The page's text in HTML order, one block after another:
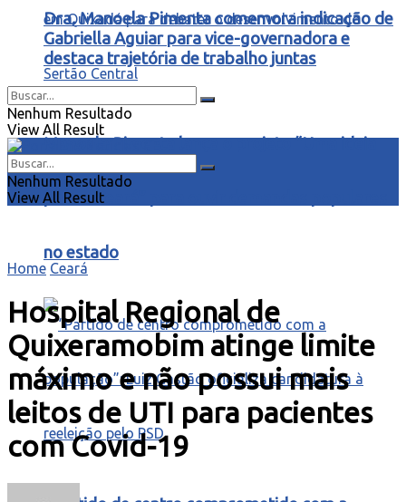
Manoela Pimenta lança o projeto “Uma ideia
para o Ceará” para ouvir demandas populares
no estado
Dra. Manoela Pimenta comemora indicação de
Gabriella Aguiar para vice-governadora e
destaca trajetória de trabalho juntas
Nenhum Resultado
View All Result
Nenhum Resultado
View All Result
Home Ceará
Hospital Regional de
Quixeramobim atinge limite
máximo e não possui mais
leitos de UTI para pacientes
com Covid-19